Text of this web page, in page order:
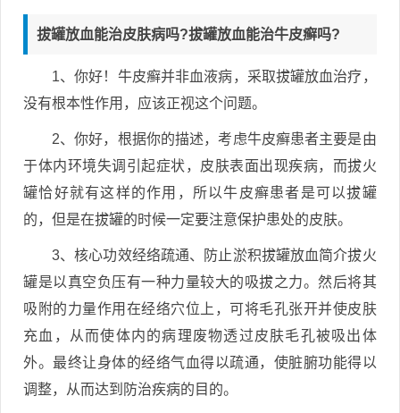
拔罐放血能治皮肤病吗?拔罐放血能治牛皮癣吗?
1、你好！牛皮癣并非血液病，采取拔罐放血治疗，
没有根本性作用，应该正视这个问题。
2、你好，根据你的描述，考虑牛皮癣患者主要是由
于体内环境失调引起症状，皮肤表面出现疾病，而拔火
罐恰好就有这样的作用，所以牛皮癣患者是可以拔罐
的，但是在拔罐的时候一定要注意保护患处的皮肤。
3、核心功效经络疏通、防止淤积拔罐放血简介拔火
罐是以真空负压有一种力量较大的吸拔之力。然后将其
吸附的力量作用在经络穴位上，可将毛孔张开并使皮肤
充血，从而使体内的病理废物透过皮肤毛孔被吸出体
外。最终让身体的经络气血得以疏通，使脏腑功能得以
调整，从而达到防治疾病的目的。